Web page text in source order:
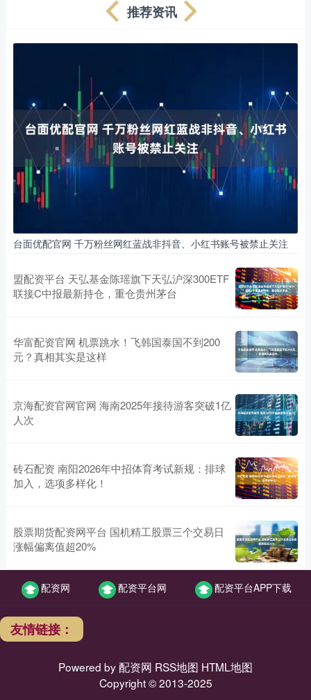
推荐资讯
台面优配官网 千万粉丝网红蓝战非抖音、小红书账号被禁止关注
盟配资平台 天弘基金陈瑶旗下天弘沪深300ETF
联接C中报最新持仓，重仓贵州茅台
华富配资官网 机票跳水！飞韩国泰国不到200
元？真相其实是这样
京海配资官网官网 海南2025年接待游客突破1亿
人次
砖石配资 南阳2026年中招体育考试新规：排球
加入，选项多样化！
股票期货配资网平台 国机精工股票三个交易日
涨幅偏离值超20%
配资网 配资平台网 配资平台APP下载
友情链接：
Powered by配资网 RSS地图 HTML地图
Copyright© 2013-2025